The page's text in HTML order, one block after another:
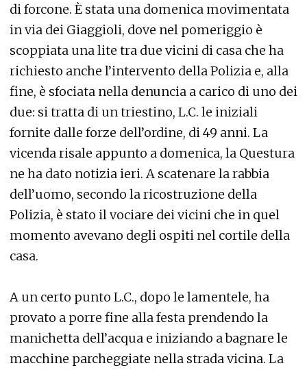
di forcone. È stata una domenica movimentata
in via dei Giaggioli, dove nel pomeriggio è
scoppiata una lite tra due vicini di casa che ha
richiesto anche l’intervento della Polizia e, alla
fine, è sfociata nella denuncia a carico di uno dei
due: si tratta di un triestino, L.C. le iniziali
fornite dalle forze dell’ordine, di 49 anni. La
vicenda risale appunto a domenica, la Questura
ne ha dato notizia ieri. A scatenare la rabbia
dell’uomo, secondo la ricostruzione della
Polizia, è stato il vociare dei vicini che in quel
momento avevano degli ospiti nel cortile della
casa.
A un certo punto L.C., dopo le lamentele, ha
provato a porre fine alla festa prendendo la
manichetta dell’acqua e iniziando a bagnare le
macchine parcheggiate nella strada vicina. La